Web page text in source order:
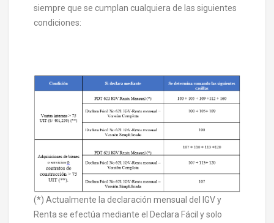
siempre que se cumplan cualquiera de las siguientes
condiciones:
(*) Actualmente la declaración mensual del IGV y
Renta se efectúa mediante el Declara Fácil y solo